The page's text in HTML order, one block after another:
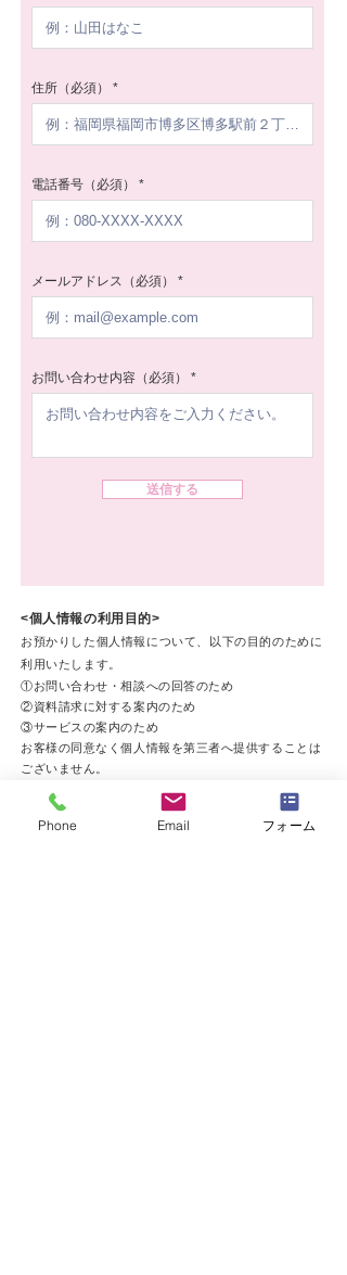
住所（必須）
電話番号（必須）
メールアドレス（必須）
お問い合わせ内容（必須）
送信する
<個人情報の利 用目的>
お預かりした個人情報について、以下の目的のために
利用いたします。
①お問い合わせ ・相談への回答のため
②資料請求に対する案内のため
③サービスの案内のため
お客様の同意なく個人情報を第三者へ提供することは
ございません。
Phone Email フォーム